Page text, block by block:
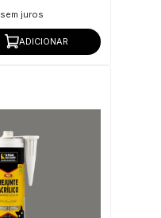
sem juros
ADICIONAR